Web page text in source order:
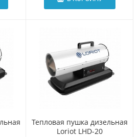
Тепловая пушка дизельная
Loriot LHD-20